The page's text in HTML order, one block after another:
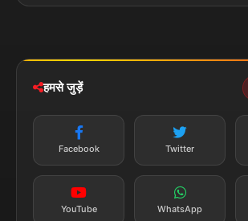
लाइव टीवी ब्रेकिंग न्यूज़
हमसे जुड़ें
Facebook Twitter
YouTube WhatsApp